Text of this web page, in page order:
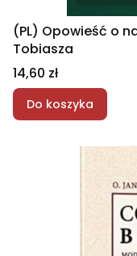
(PL) Opowieść o
Tobiasza
Cena
14,60 zł
Do koszyka